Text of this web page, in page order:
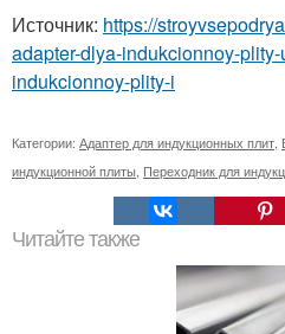
Источник: https://
adapter-dlya-indukcionnoy-
indukcionnoy-plity-i
Категории: Адаптер для индукционных плит
индукционной плиты Переходник для
Читайте также